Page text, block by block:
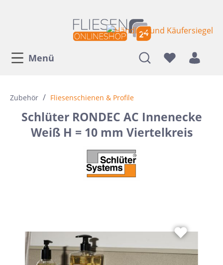
Menü
Zubehör / Fliesenschienen & Profile
Schlüter RONDEC AC Innenecke
Weiß H = 10 mm Viertelkreis